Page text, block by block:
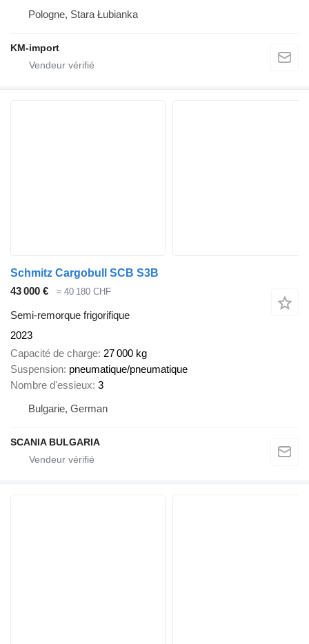
Pologne, Stara Łubianka
KM-import
Schmitz Cargobull SCB S3B
43 000 €
≈ 40 180 CHF
Semi-remorque frigorifique
2023
Capacité de charge 27 000 kg
Suspension pneumatique/pneumatique
Nombre d'essieux 3
Bulgarie, German
SCANIA BULGARIA